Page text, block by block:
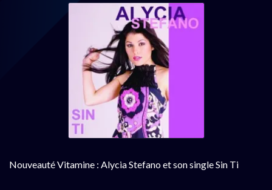
Nouveauté Vitamine : Alycia Stefano et son single Sin Ti